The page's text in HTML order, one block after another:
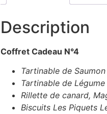
Description
Coffret Cadeau N°4
Tartinable de
Tartinable de
Rillette de canard,
Biscuits Les Piquets